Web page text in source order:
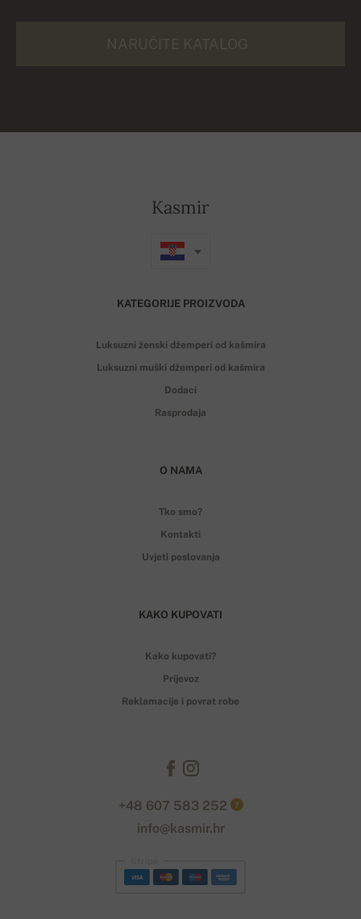
Kasmir
KATEGORIJE PROIZVODA
Luksuzni ženski džemperi od kašmira
Luksuzni muški džemperi od kašmira
Dodaci
Rasprodaja
O NAMA
Tko smo?
Kontakti
Uvjeti poslovanja
KAKO KUPOVATI
Kako kupovati?
Prijevoz
Reklamacije i povrat robe
+48 607 583 252 ?
info@kasmir.hr